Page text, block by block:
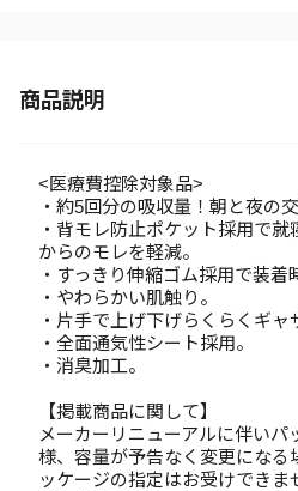
商品説明
<医療費控除対象品>
・約5回分の吸収量！朝と夜の
・背モレ防止ポケット採用で
からのモレを軽減。
・すっきり伸縮ゴム採用で装着
・やわらかい肌触り。
・片手で上げ下げらくらくギャ
・全面通気性シート採用。
・消臭加工。
【掲載商品に関して】
メーカーリニューアルに伴いパ
様、容量が予告なく変更になる
ッケージの指定はお受けできま